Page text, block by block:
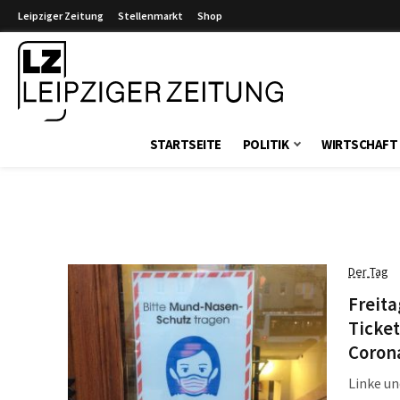
Leipziger Zeitung Stellenmarkt Shop
STARTSEITE POLITIK WIRTSCHAFT
Der Tag
Linke